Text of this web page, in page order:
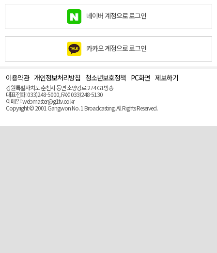
네이버 계정으로 로그인
카카오 계정으로 로그인
이용약관 개인정보처리방침 청소년보호정책 PC화면 제보하기
강원특별자치도 춘천시 동면 소양강로 274 G1방송
대표전화: 033)248-5000, FAX: 033)248-5130
이메일: webmaster@g1tv.co.kr
Copyright © 2001 Gangwon No. 1 Broadcasting. All Rights Reserved.